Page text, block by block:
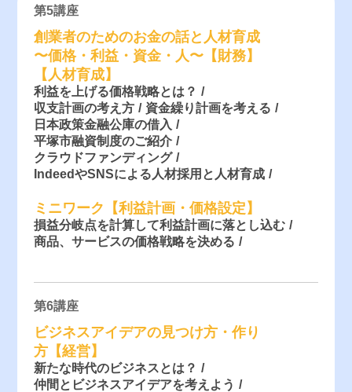
第5講座
創業者のためのお金の話と人材育成
〜価格・利益・資金・人〜【財務】
【人材育成】
利益を上げる価格戦略とは？
収支計画の考え方
資金繰り計画を考える
日本政策金融公庫の借入
平塚市融資制度のご紹介
クラウドファンディング
IndeedやSNSによる人材採用と人材育成
ミニワーク【利益計画・価格設定】
損益分岐点を計算して利益計画に落とし込む
商品、サービスの価格戦略を決める
第6講座
ビジネスアイデアの見つけ方・作り
方【経営】
新たな時代のビジネスとは？
仲間とビジネスアイデアを考えよう